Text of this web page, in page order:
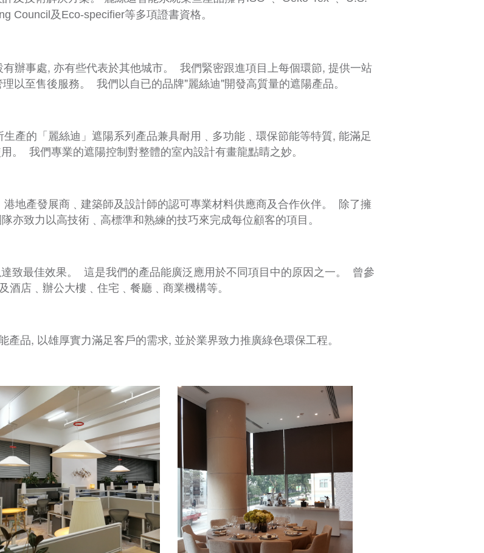
Council及Eco-specifier等多項證書資格。
辦事處, 亦有些代表於其他城市。 我們緊密跟進項目上每個環節, 提供一站
以至售後服務。 我們以自已的品牌"麗絲迪"開發高質量的遮陽產品。
產的「麗絲迪」遮陽系列產品兼具耐用﹑多功能﹑環保節能等特質, 能滿足
。 我們專業的遮陽控制對整體的室內設計有畫龍點睛之妙。
地產發展商﹑建築師及設計師的認可專業材料供應商及合作伙伴。 除了擁
亦致力以高技術﹑高標準和熟練的技巧來完成每位顧客的項目。
致最佳效果。 這是我們的產品能廣泛應用於不同項目中的原因之一。 曾參
酒店﹑辦公大樓﹑住宅﹑餐廳﹑商業機構等。
品, 以雄厚實力滿足客戶的需求, 並於業界致力推廣綠色環保工程。